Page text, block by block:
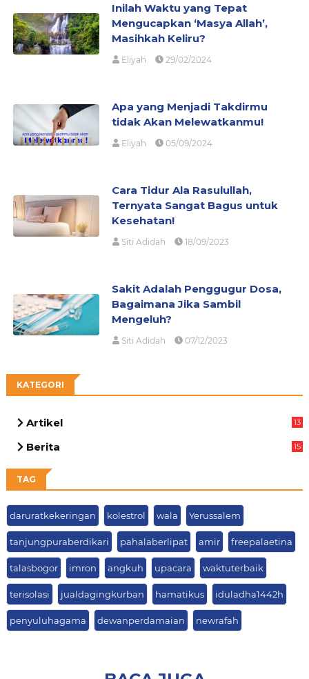
Inilah Waktu yang Tepat
Mengucapkan ‘Masya Allah’,
Masihkah Keliru?
Eliyah 29/02/2024
Apa yang Menjadi Takdirmu
tidak Akan Melewatkanmu!
Eliyah 05/09/2024
Cara Tidur Ala Rasulullah,
Ternyata Sangat Bagus untuk
Kesehatan!
Siti Adidah 18/09/2023
Sakit Adalah Penggugur Dosa,
Bagaimana Jika Sambil
Mengeluh?
Siti Adidah 07/12/2023
KATEGORI
Artikel
13
Berita
15
TAG
daruratkekeringan kolestrol wala Yerussalem
tanjungpuraberdikari pahalaberlipat amir freepalaetina
talasbogor imron angkuh upacara waktuterbaik
terisolasi jualdagingkurban hamatikus iduladha1442h
penyuluhagama dewanperdamaian newrafah